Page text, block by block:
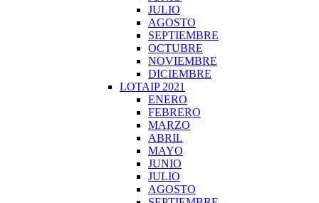
JULIO
AGOSTO
SEPTIEMBRE
OCTUBRE
NOVIEMBRE
DICIEMBRE
LOTAIP 2021
ENERO
FEBRERO
MARZO
ABRIL
MAYO
JUNIO
JULIO
AGOSTO